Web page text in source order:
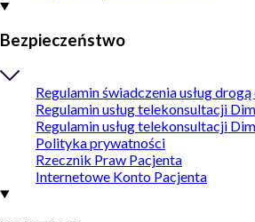
Bezpieczeństwo
Regulamin świadczenia usług
Regulamin usług telekonsultacji
Regulamin usług telekonsultacji
Polityka prywatności
Rzecznik Praw Pacjenta
Internetowe Konto Pacjenta